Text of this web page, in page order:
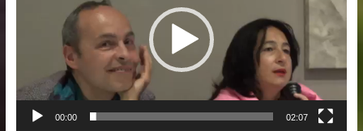
00:00 02:07